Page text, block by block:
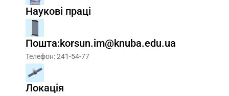
Наукові праці
Пошта:korsun.im@knuba.edu.ua
Телефон: 241-54-77
Локація